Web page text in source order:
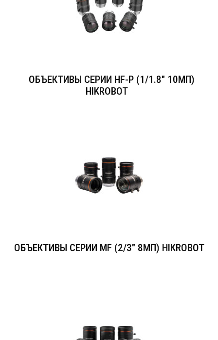
ОБЪЕКТИВЫ СЕРИИ HF-P (1/1.8" 10МП)
HIKROBOT
ОБЪЕКТИВЫ СЕРИИ MF (2/3" 8МП) HIKROBOT